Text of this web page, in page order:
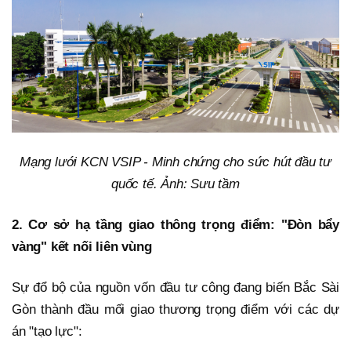
Mạng lưới KCN VSIP - Minh chứng cho sức hút đầu tư
quốc tế. Ảnh: Sưu tầm
2. Cơ sở hạ tầng giao thông trọng điểm: "Đòn bẩy
vàng" kết nối liên vùng
Sự đổ bộ của nguồn vốn đầu tư công đang biến Bắc Sài
Gòn thành đầu mối giao thương trọng điểm với các dự
án "tạo lực":